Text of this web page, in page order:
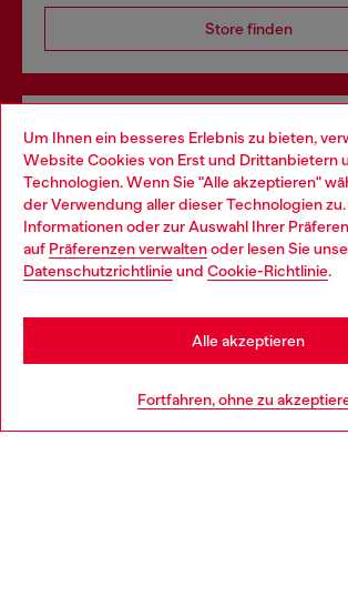
Um Ihnen ein besseres Erlebnis zu bieten,
Website Cookies von Erst und Drittanbietern
Technologien. Wenn Sie "Alle akzeptieren"
der Verwendung aller dieser Technologien
Informationen oder zur Auswahl Ihrer
auf Präferenzen verwaltenoder lesen Sie
Datenschutzrichtlinieund Cookie-Richtlinie.
Fortfahren, ohne zu
Alle akzeptieren
Store finden
Omnichannel-Services
Entdecke unser gesamtes Service-
im Store.
Mehr erfahren
Choose your location
You are currently browsing Deutschland
you may be based in United States